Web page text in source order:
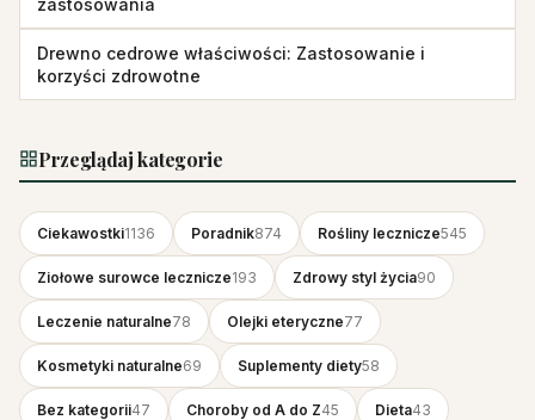
Drewno cedrowe właściwości: Zastosowanie i
korzyści zdrowotne
Przeglądaj kategorie
Ciekawostki1136 Poradnik874 Rośliny lecznicze545
Ziołowe surowce lecznicze193 Zdrowy styl życia90
Leczenie naturalne78 Olejki eteryczne77
Kosmetyki naturalne69 Suplementy diety58
Bez kategorii47 Choroby od A do Z45 Dieta43